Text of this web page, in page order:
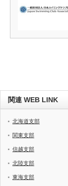
関連 WEB LINK
北海道支部
関東支部
信越支部
北陸支部
東海支部